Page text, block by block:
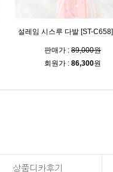
설레임 시스루 다발 [ST-C658]
판매가 : 89,000원
회원가 : 86,300원